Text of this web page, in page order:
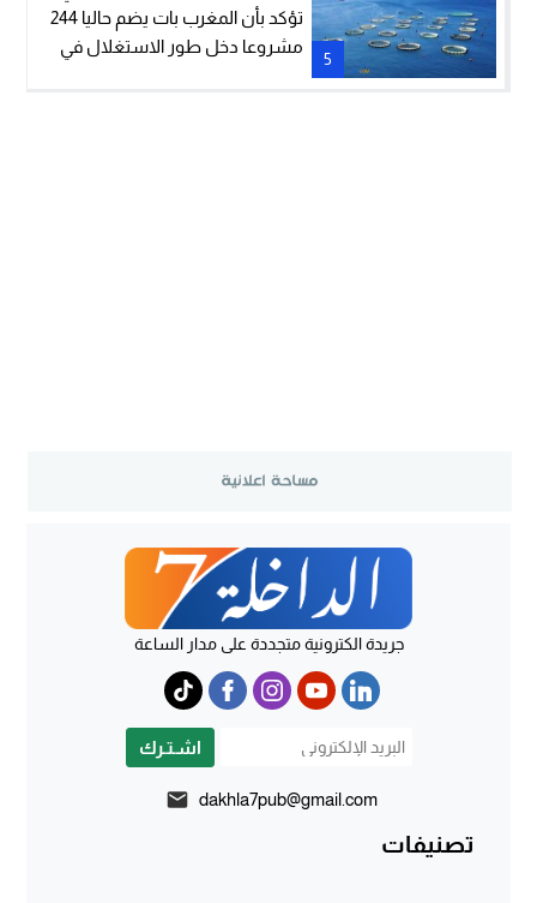
5
تؤكد بأن المغرب بات يضم حاليا 244
مشروعا دخل طور الاستغلال في
جريدة الكترونية متجددة على مدار الساعة
اشـتـرك
dakhla7pub@gmail.com
تصنيفات